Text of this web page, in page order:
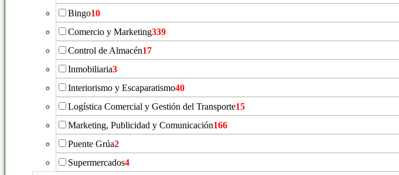
Bingo10
Comercio y Marketing339
Control de Almacén17
Inmobiliaria3
Interiorismo y Escaparatismo40
Logística Comercial y Gestión del Transporte15
Marketing, Publicidad y Comunicación166
Puente Grúa2
Supermercados4